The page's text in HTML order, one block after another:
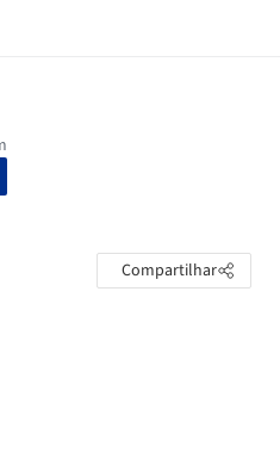
Compartilhar